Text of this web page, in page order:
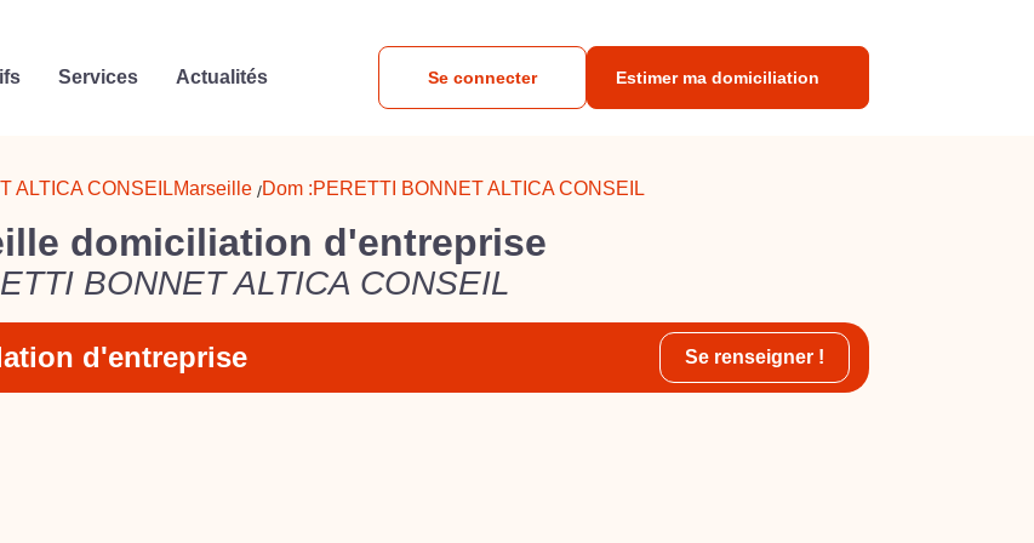
Services Actualités Se connecter Estimer ma domiciliation
ALTICA CONSEILMarseille /Dom :PERETTI BONNET ALTICA CONSEIL
domiciliation d'entreprise
BONNET ALTICA CONSEIL
d'entreprise Se renseigner !